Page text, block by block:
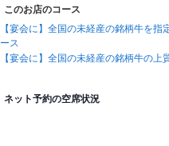
このお店のコース
【宴会に】全国の未経産の銘柄牛を
ース
【宴会に】全国の未経産の銘柄牛の
ネット予約の空席状況